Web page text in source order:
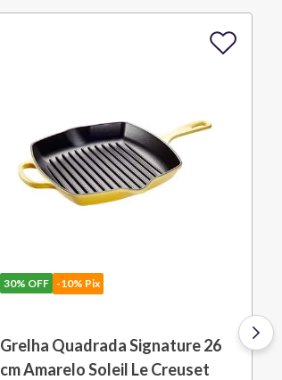
30% OFF -10% Pix
Porta Utensílios Classic 2,3 L
Azul Marseille Le Creuset